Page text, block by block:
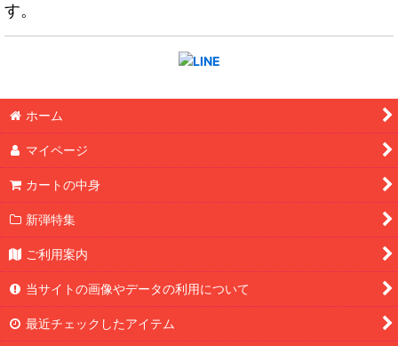
す。
ホーム
マイページ
カートの中身
新弾特集
ご利用案内
当サイトの画像やデータの利用について
最近チェックしたアイテム